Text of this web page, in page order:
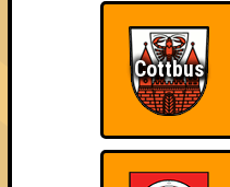
SOUNDCHECK
Das Musikquiz in der OFF Bar
Angemeldete Teams
Cottbus